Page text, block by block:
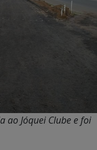
ao Jóquei Clube e foi